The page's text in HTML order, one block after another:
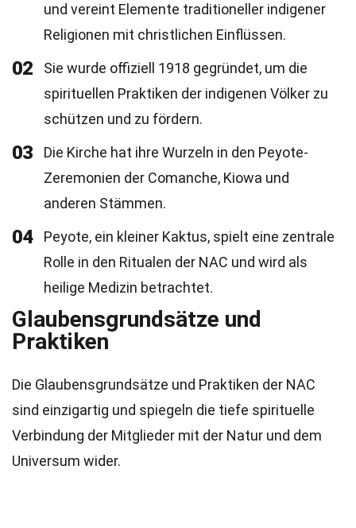
und vereint Elemente traditioneller indigener
Religionen mit christlichen Einflüssen.
02
Sie wurde offiziell 1918 gegründet, um die
spirituellen Praktiken der indigenen Völker zu
schützen und zu fördern.
03
Die Kirche hat ihre Wurzeln in den Peyote-
Zeremonien der Comanche, Kiowa und
anderen Stämmen.
04
Peyote, ein kleiner Kaktus, spielt eine zentrale
Rolle in den Ritualen der NAC und wird als
heilige Medizin betrachtet.
Glaubensgrundsätze und
Praktiken
Die Glaubensgrundsätze und Praktiken der NAC
sind einzigartig und spiegeln die tiefe spirituelle
Verbindung der Mitglieder mit der Natur und dem
Universum wider.